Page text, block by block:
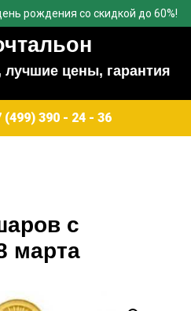
рождения со скидкой до 60%!
лучшие цены, гарантия
(499) 390 - 24 - 36
с
марта